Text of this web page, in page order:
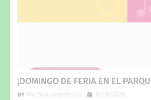
¡DOMINGO DE FERIA EN EL
Por SanJorgeMedio 8/08/2026